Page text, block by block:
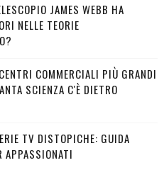
JAMES WEBB HA
NELLE TEORIE
COMMERCIALI PIÙ GRANDI
SCIENZA C'È DIETRO
TV DISTOPICHE: GUIDA
APPASSIONATI